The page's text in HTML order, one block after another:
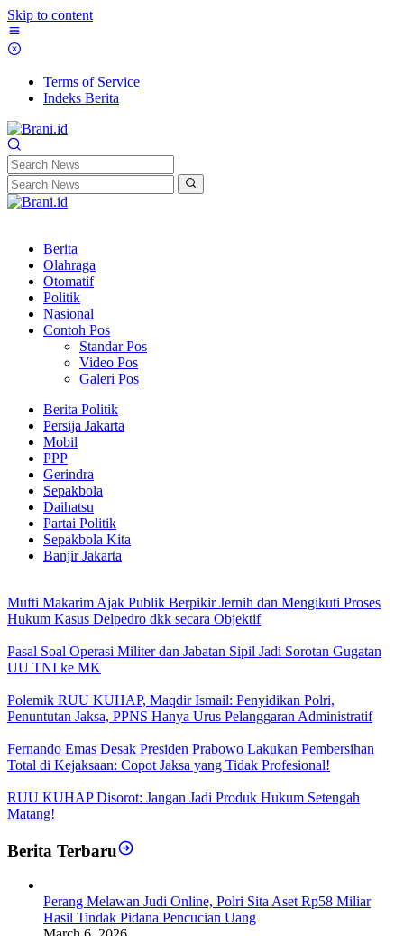
Skip to content
Terms of Service
Indeks Berita
Berita
Olahraga
Otomatif
Politik
Nasional
Contoh Pos
Standar Pos
Video Pos
Galeri Pos
Berita Politik
Persija Jakarta
Mobil
PPP
Gerindra
Sepakbola
Daihatsu
Partai Politik
Sepakbola Kita
Banjir Jakarta
Mufti Makarim Ajak Publik Berpikir Jernih dan Mengikuti Proses
Hukum Kasus Delpedro dkk secara Objektif
Pasal Soal Operasi Militer dan Jabatan Sipil Jadi Sorotan Gugatan
UU TNI ke MK
Polemik RUU KUHAP, Maqdir Ismail: Penyidikan Polri,
Penuntutan Jaksa, PPNS Hanya Urus Pelanggaran Administratif
Fernando Emas Desak Presiden Prabowo Lakukan Pembersihan
Total di Kejaksaan: Copot Jaksa yang Tidak Profesional!
RUU KUHAP Disorot: Jangan Jadi Produk Hukum Setengah
Matang!
Berita Terbaru
Perang Melawan Judi Online, Polri Sita Aset Rp58 Miliar
Hasil Tindak Pidana Pencucian Uang